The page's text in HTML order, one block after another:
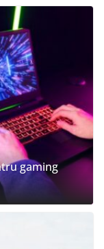
gaming